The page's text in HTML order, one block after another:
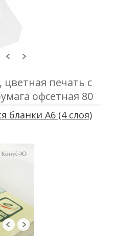
печать с
офсетная 80
блоке, проклейка
бланки А6 (4 слоя)